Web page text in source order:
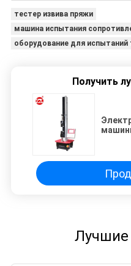
тестер извива пряжи
машина испытания
оборудование для испытаний
Получить
Лучшие